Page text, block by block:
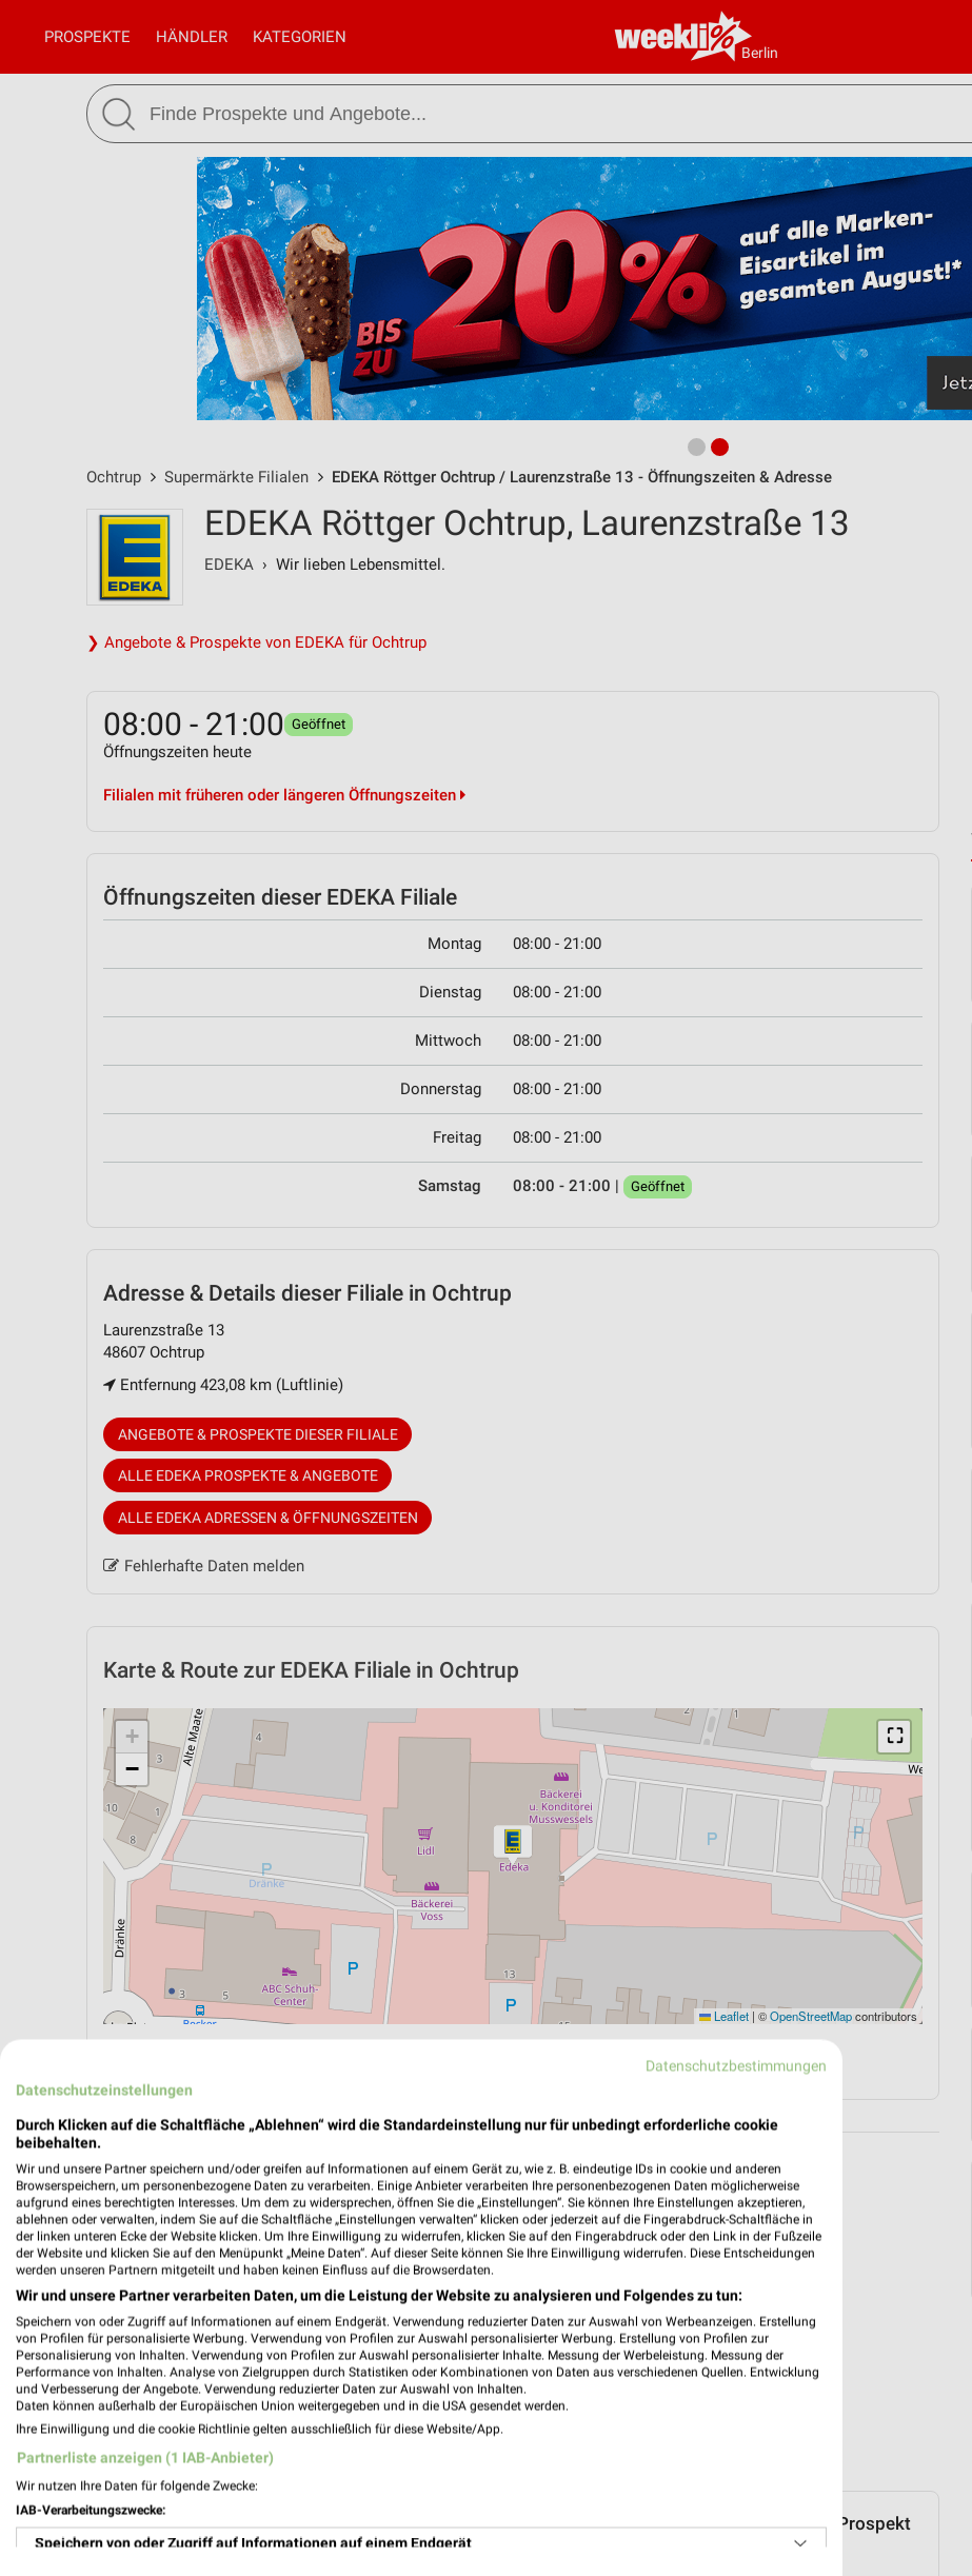
Berlin
PROSPEKTE HÄNDLER KATEGORIEN
Ochtrup Supermärkte Filialen EDEKA Röttger Ochtrup / Laurenzstraße 13 - Öffnungszeiten & Adresse
EDEKA Röttger Ochtrup, Laurenzstraße 13
EDEKA › Wir lieben Lebensmittel.
❯ Angebote & Prospekte von EDEKA für Ochtrup
08:00 - 21:00 Geöffnet
Öffnungszeiten heute
Filialen mit früheren oder längeren Öffnungszeiten
Öffnungszeiten dieser EDEKA Filiale
Montag 08:00 - 21:00
Dienstag 08:00 - 21:00
Mittwoch 08:00 - 21:00
Donnerstag 08:00 - 21:00
Freitag 08:00 - 21:00
Samstag 08:00 - 21:00 | Geöffnet
Adresse & Details dieser Filiale in Ochtrup
Laurenzstraße 13
48607 Ochtrup
Entfernung 423,08 km (Luftlinie)
ANGEBOTE & PROSPEKTE DIESER FILIALE
ALLE EDEKA PROSPEKTE & ANGEBOTE
ALLE EDEKA ADRESSEN & ÖFFNUNGSZEITEN
Fehlerhafte Daten melden
Karte & Route zur EDEKA Filiale in Ochtrup
⛶
+
−
Leaflet | ©OpenStreetMapcontributors
NAVIGATION MIT GOOGLE/IOS MAPS
Aktuell haben wir leider kein Prospekt von EDEKA. Über den folgenden Link können Sie das Prospekt
direkt beim Händler blättern. Hierzu Ihren Markt als LIEBLINGSMARKT markieren.
Datenschutzbestimmungen
Datenschutzeinstellungen
Durch Klicken auf die Schaltfläche „Ablehnen“ wird die Standardeinstellung nur für unbedingt erforderliche cookie
beibehalten.
Wir und unsere Partner speichern und/oder greifen auf Informationen auf einem Gerät zu, wie z. B. eindeutige IDs in cookie und anderen
Browserspeichern, um personenbezogene Daten zu verarbeiten. Einige Anbieter verarbeiten Ihre personenbezogenen Daten möglicherweise
aufgrund eines berechtigten Interesses. Um dem zu widersprechen, öffnen Sie die „Einstellungen“. Sie können Ihre Einstellungen akzeptieren,
ablehnen oder verwalten, indem Sie auf die Schaltfläche „Einstellungen verwalten“ klicken oder jederzeit auf die Fingerabdruck-Schaltfläche in
der linken unteren Ecke der Website klicken. Um Ihre Einwilligung zu widerrufen, klicken Sie auf den Fingerabdruck oder den Link in der Fußzeile
der Website und klicken Sie auf den Menüpunkt „Meine Daten“. Auf dieser Seite können Sie Ihre Einwilligung widerrufen. Diese Entscheidungen
werden unseren Partnern mitgeteilt und haben keinen Einfluss auf die Browserdaten.
Wir und unsere Partner verarbeiten Daten, um die Leistung der Website zu analysieren und Folgendes zu tun:
Speichern von oder Zugriff auf Informationen auf einem Endgerät. Verwendung reduzierter Daten zur Auswahl von Werbeanzeigen. Erstellung
von Profilen für personalisierte Werbung. Verwendung von Profilen zur Auswahl personalisierter Werbung. Erstellung von Profilen zur
Personalisierung von Inhalten. Verwendung von Profilen zur Auswahl personalisierter Inhalte. Messung der Werbeleistung. Messung der
Performance von Inhalten. Analyse von Zielgruppen durch Statistiken oder Kombinationen von Daten aus verschiedenen Quellen. Entwicklung
und Verbesserung der Angebote. Verwendung reduzierter Daten zur Auswahl von Inhalten.
Daten können außerhalb der Europäischen Union weitergegeben und in die USA gesendet werden.
Ihre Einwilligung und die cookie Richtlinie gelten ausschließlich für diese Website/App.
Partnerliste anzeigen (1 IAB-Anbieter)
Wir nutzen Ihre Daten für folgende Zwecke:
IAB-Verarbeitungszwecke:
Speichern von oder Zugriff auf Informationen auf einem Endgerät